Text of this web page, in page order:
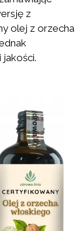
z
olej z orzecha